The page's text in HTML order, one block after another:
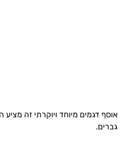
אוסף דגמים מיוחד ויוקרתי זה מציע
גברים.